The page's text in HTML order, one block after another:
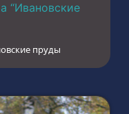
“Ивановские
пруды